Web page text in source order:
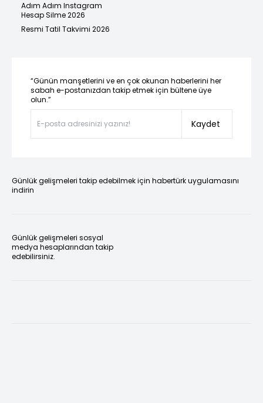
Adım Adım Instagram
Hesap Silme 2026
Resmi Tatil Takvimi 2026
“Günün manşetlerini ve en çok okunan haberlerini her
sabah e-postanızdan takip etmek için bültene üye
olun.”
Kaydet
Günlük gelişmeleri takip edebilmek için habertürk uygulamasını
indirin
Günlük gelişmeleri sosyal
medya hesaplarından takip
edebilirsiniz.